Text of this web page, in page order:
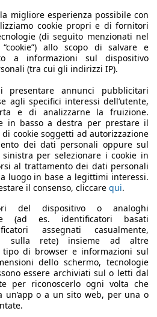
a Geely di espandersi
efficacemente a livello
notevole di come una
trasformarsi in un potente e
internazionale. Il
il principale motore di questa
visione ambiziosa e strategie
portare Geely al successo nel
veri e propri passi da gigante,
producendo e lanciando
prima, americano ed
la CK, una elegante berlina,
che si caratterizza per un
per sospensioni indipendenti.
o la MK Cross,
stilisticamente diverse, riescono
più diverse e a soddisfare i gusti
giovanili. Negli ultimi anni
i veicoli GC2, GX2, GC5,
migliore esperienza possibile con
cookie propri e di fornitori
(di seguito menzionati nel
allo scopo di salvare e
a informazioni sul dispositivo
(tra cui gli indirizzi IP).
presentare annunci pubblicitari
agli specifici interessi dell’utente,
e di analizzarne la fruizione.
in basso a destra per prestare il
di cookie soggetti ad autorizzazione
dei dati personali oppure sul
per selezionare i cookie in
al trattamento dei dati personali
luogo in base a legittimi interessi.
il consenso, cliccare qui.
del dispositivo o analoghi
(ad es. identificatori basati
assegnati casualmente,
sulla rete) insieme ad altre
tipo di browser e informazioni sul
dello schermo, tecnologie
essere archiviati sul o letti dal
per riconoscerlo ogni volta che
un’app o a un sito web, per una o